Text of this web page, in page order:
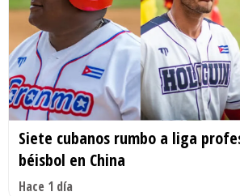
Siete cubanos rumbo a liga
béisbol en China
Hace 1 día